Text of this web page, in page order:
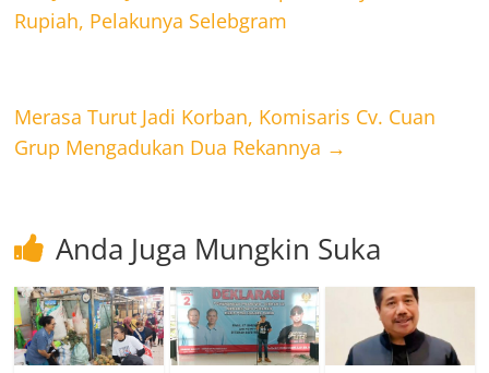
Rupiah, Pelakunya Selebgram
Merasa Turut Jadi Korban, Komisaris Cv. Cuan
Grup Mengadukan Dua Rekannya →
Anda Juga Mungkin Suka